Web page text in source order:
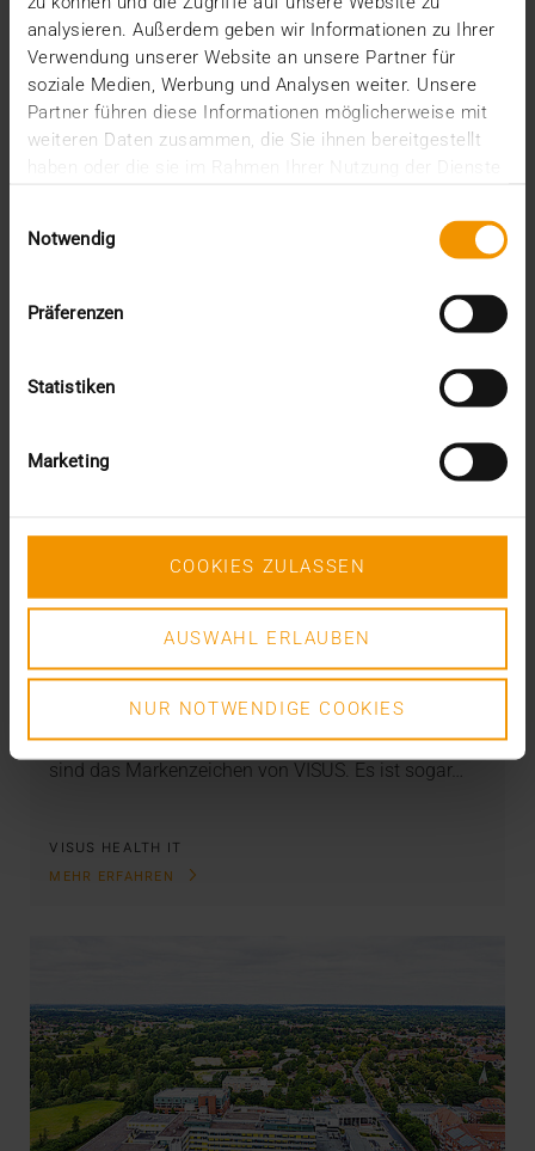
analysieren. Außerdem geben wir Informationen zu Ihrer
Verwendung unserer Website an unsere Partner für
soziale Medien, Werbung und Analysen weiter. Unsere
Partner führen diese Informationen möglicherweise mit
weiteren Daten zusammen, die Sie ihnen bereitgestellt
Notwendig
Präferenzen
Statistiken
Marketing
COOKIES ZULASSEN
AUSWAHL ERLAUBEN
NUR NOTWENDIGE COOKIES
VISUS HEALTH IT
MEHR ERFAHREN
STANDARD ECHO
Standards als Wachstumsmotor
11.08.2020
Informationstechnologische Standards und Profile
sind das Markenzeichen von VISUS. Es ist sogar…
VISUS HEALTH IT
MEHR ERFAHREN